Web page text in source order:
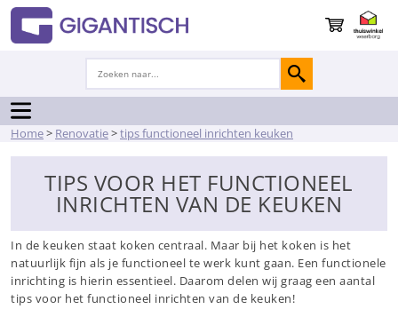
Home> Renovatie>tips functioneel inrichten keuken
TIPS VOOR HET FUNCTIONEEL
INRICHTEN VAN DE KEUKEN
In de keuken staat koken centraal. Maar bij het koken is het
natuurlijk fijn als je functioneel te werk kunt gaan. Een functionele
inrichting is hierin essentieel. Daarom delen wij graag een aantal
tips voor het functioneel inrichten van de keuken!